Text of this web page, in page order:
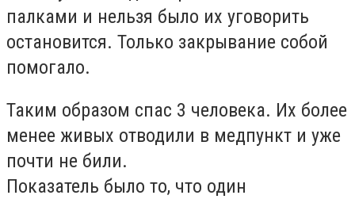
палками и нельзя было их уговорить
остановится. Только закрывание собой
помогало.
Таким образом спас 3 человека. Их более
менее живых отводили в медпункт и уже
почти не били.
Показатель было то, что один